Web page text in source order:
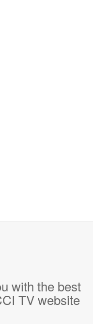
with the best
TV website